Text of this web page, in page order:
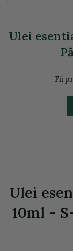
Ulei
Fii
Ulei
10ml -